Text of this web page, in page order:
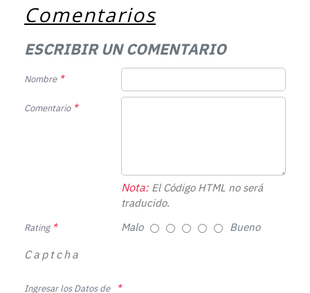
Comentarios
ESCRIBIR UN COMENTARIO
Nombre
Comentario
Nota:El Código HTML no será
traducido.
Rating Malo Bueno
Captcha
Ingresar los Datos de